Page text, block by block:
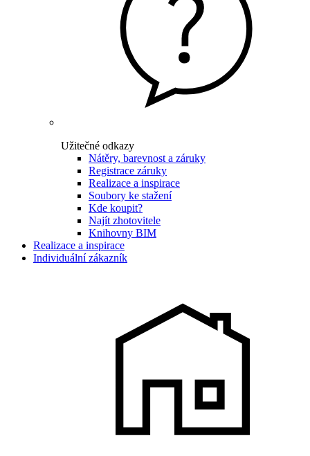
Užitečné odkazy
Nátěry, barevnost a záruky
Registrace záruky
Realizace a inspirace
Soubory ke stažení
Kde koupit?
Najít zhotovitele
Knihovny BIM
Realizace a inspirace
Individuální zákazník